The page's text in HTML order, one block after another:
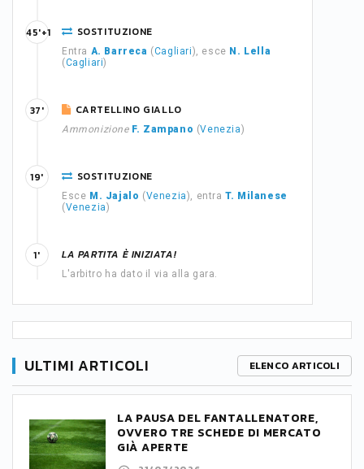
SOSTITUZIONE
Entra A. Barreca (Cagliari), esce N. Lella
(Cagliari)
45'+1
CARTELLINO GIALLO
Ammonizione F. Zampano (Venezia)
37'
SOSTITUZIONE
Esce M. Jajalo (Venezia), entraT. Milanese
(Venezia)
19'
LA PARTITA È INIZIATA!
L'arbitro ha dato il via alla gara.
1'
ULTIMI ARTICOLI ELENCO ARTICOLI
LA PAUSA DEL FANTALLENATORE,
OVVERO TRE SCHEDE DI MERCATO
GIÀ APERTE